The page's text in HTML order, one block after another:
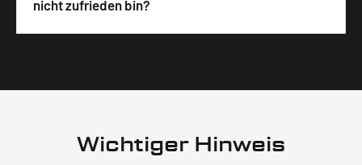
unterstützen dich dabei, die Teile sicher und
korrekt an deinem Motorrad zu installieren.
nicht zufrieden bin?
Ja, du kannst die Teile innerhalb von 14 Tagen
Rücksendung findest du in unseren
Wichtiger Hinweis